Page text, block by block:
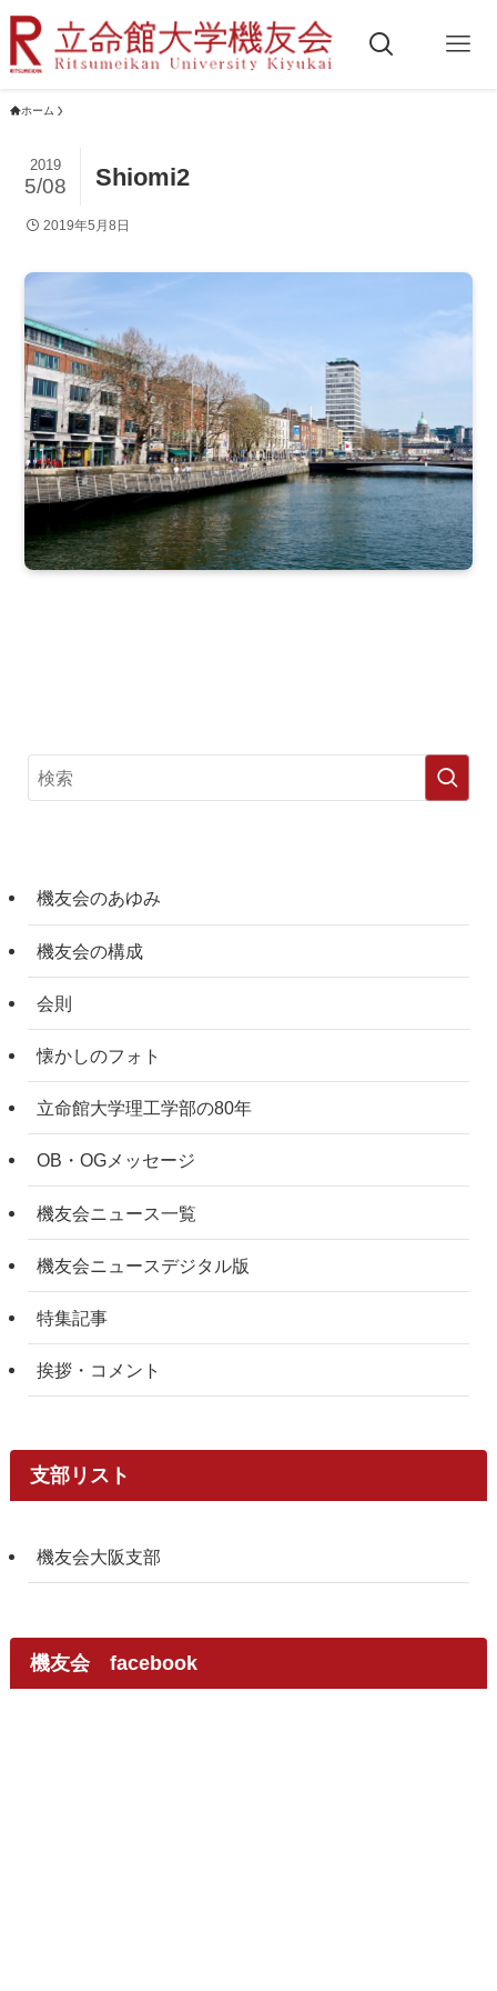
ホーム
Shiomi2
2019
5/08
2019年5月8日
機友会のあゆみ
機友会の構成
会則
懐かしのフォト
立命館大学理工学部の80年
OB・OGメッセージ
機友会ニュース一覧
機友会ニュースデジタル版
特集記事
挨拶・コメント
支部リスト
機友会大阪支部
機友会 facebook